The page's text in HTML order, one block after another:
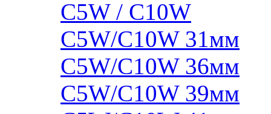
C5W / C10W
C5W/C10W 31мм
C5W/C10W 36мм
C5W/C10W 39мм